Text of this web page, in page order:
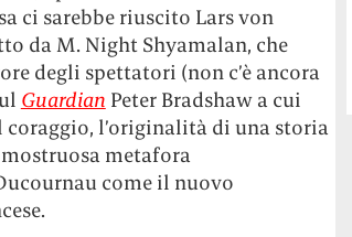
ci sarebbe riuscito Lars von
da M. Night Shyamalan, che
degli spettatori (non c’è ancora
Guardian Peter Bradshaw a cui
l’originalità di una storia
metafora
come il nuovo